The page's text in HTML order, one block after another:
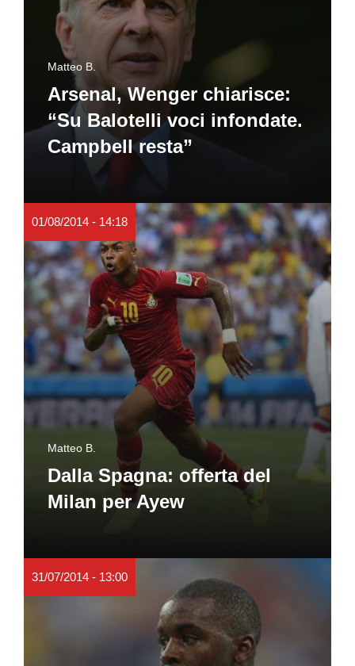
Matteo B.
Arsenal, Wenger chiarisce:
“Su Balotelli voci infondate.
Campbell resta”
01/08/2014 - 14:18
Matteo B.
Dalla Spagna: offerta del
Milan per Ayew
31/07/2014 - 13:00